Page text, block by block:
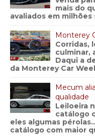
mais do
avaliados em milhões
Monterey
Corridas,
culminar,
Daqui a
da Monterey Car
Mecum
qualidade
Leiloeira
catálogo
eles algumas
catálogo com maior